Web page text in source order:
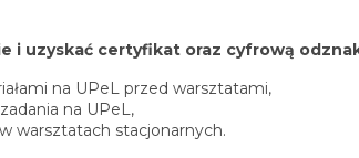
i uzyskać certyfikat oraz cyfrową
na UPeL przed warsztatami,
na UPeL,
warsztatach stacjonarnych.